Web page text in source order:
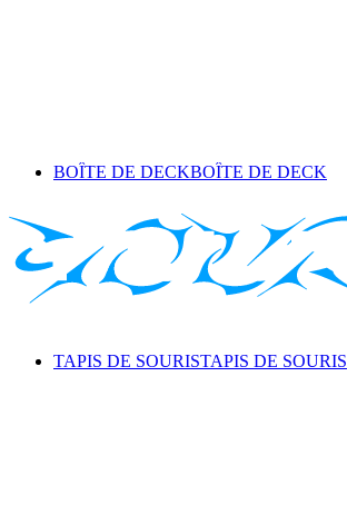
BOÎTE DE DECKBOÎTE DE DECK
TAPIS DE SOURISTAPIS DE SOURIS